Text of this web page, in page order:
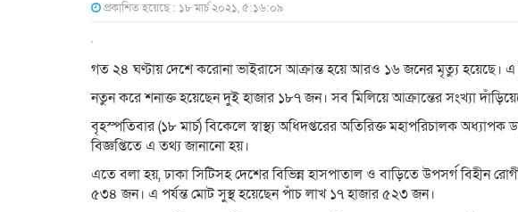
প্রকাশিত হয়েছে : ১৮ মার্চ ২০২১, ৫:১৬:০৯
গত ২৪ ঘণ্টায় দেশে করোনা ভাইরাসে আক্রান্ত হয়ে আরও ১৬ জনের মৃত্যু হয়েছে।
নতুন করে শনাক্ত হয়েছেন দুই হাজার ১৮৭ জন। সব মিলিয়ে আক্রান্তের সংখ্যা
বৃহস্পতিবার (১৮ মার্চ) বিকেলে স্বাস্থ্য অধিদপ্তরের অতিরিক্ত মহাপরিচালক অধ্যাপক
বিজ্ঞপ্তিতে এ তথ্য জানানো হয়।
এতে বলা হয়, ঢাকা সিটিসহ দেশের বিভিন্ন হাসপাতাল ও বাড়িতে উপসর্গ বিহীন
৫৩৪ জন। এ পর্যন্ত মোট সুস্থ হয়েছেন পাঁচ লাখ ১৭ হাজার ৫২৩ জন।